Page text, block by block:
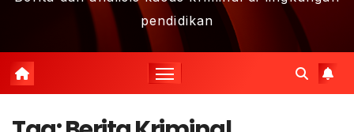
pendidikan